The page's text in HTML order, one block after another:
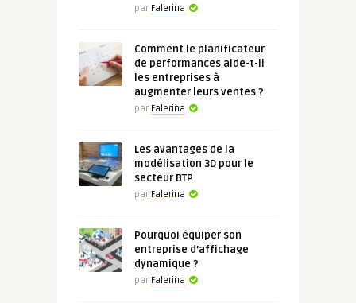
par Falerina
Comment le planificateur
de performances aide-t-il
les entreprises à
augmenter leurs ventes ?
par Falerina
Les avantages de la
modélisation 3D pour le
secteur BTP
par Falerina
Pourquoi équiper son
entreprise d’affichage
dynamique ?
par Falerina